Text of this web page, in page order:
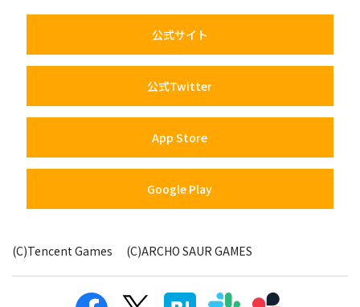
公式サイト
公式Twitter
App Store
Google Play
(C)Tencent Games (C)ARCHO SAUR GAMES